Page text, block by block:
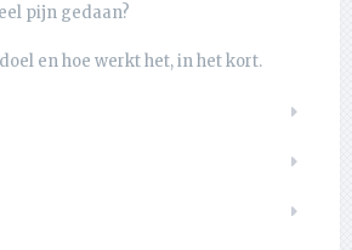
pijn gedaan?
en hoe werkt het, in het kort.